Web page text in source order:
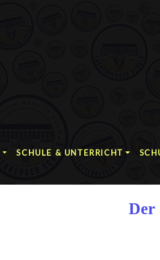
SCHULE & UNTERRICHT
Der